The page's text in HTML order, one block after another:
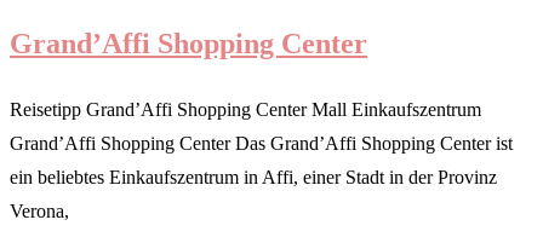
Grand’Affi Shopping Center
Reisetipp Grand’Affi Shopping Center Mall Einkaufszentrum
Grand’Affi Shopping Center Das Grand’Affi Shopping Center ist
ein beliebtes Einkaufszentrum in Affi, einer Stadt in der Provinz
Verona,